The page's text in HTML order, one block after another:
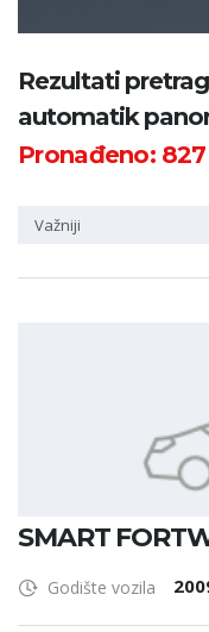
Kategorija
Županija
Rezultati
automatik
Pronađeno: 827
Važniji
SMART
Godište vozila